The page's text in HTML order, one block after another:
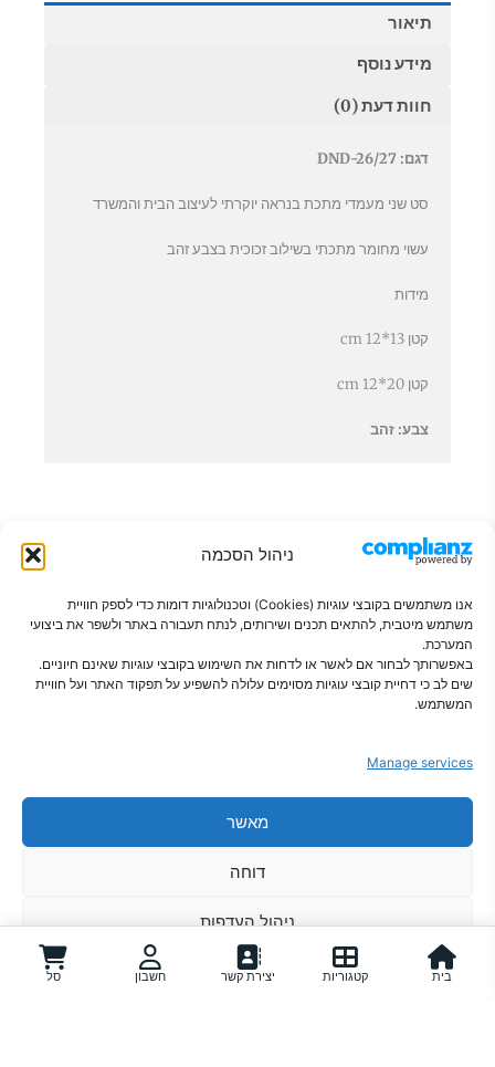
ניהול הסכמה
אנו משתמשים בקובצי עוגיות (Cookies) וטכנולוגיות דומות כדי לספק חוויית
משתמש מיטבית, להתאים תכנים ושירותים, לנתח תעבורה באתר ולשפר את ביצועי
המערכת.
באפשרותך לבחור אם לאשר או לדחות את השימוש בקובצי עוגיות שאינם חיוניים.
שים לב כי דחיית קובצי עוגיות מסוימים עלולה להשפיע על תפקוד האתר ועל חוויית
המשתמש.
Manage services
מאשר
דוחה
ניהול העדפות
מדיניות קוקיזמדיניות פרטיות
תיאור
מידע נוסף
חוות דעת (0)
דגם: DND-26/27
סט שני מעמדי מתכת בנראה יוקרתי לעיצוב הבית והמשרד
עשוי מחומר מתכתי בשילוב זכוכית בצבע זהב
מידות
קטן 13*12 cm
קטן 20*12 cm
צבע: זהב
פתרונות חכמים לבית מסודר
מדיניות קוקיז
בית קטגוריות יצירת קשר חשבון סל